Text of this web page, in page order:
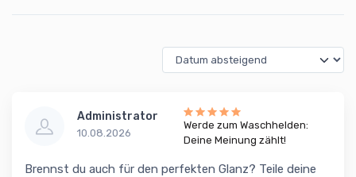
Administrator
10.08.2026
Werde zum Waschhelden:
Deine Meinung zählt!
Brennst du auch für den perfekten Glanz? Teile deine